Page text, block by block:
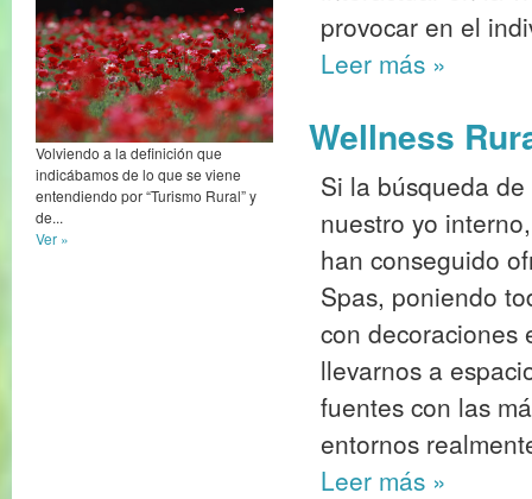
Volviendo a la definición que
indicábamos de lo que se viene
entendiendo por “Turismo Rural” y
de...
Ver »
provocar en el
Leer más »
Wellness
Si la búsqueda
nuestro yo
han conseguido
Spas, poniendo
con decoraciones
llevarnos a
fuentes con las
entornos
Leer más »